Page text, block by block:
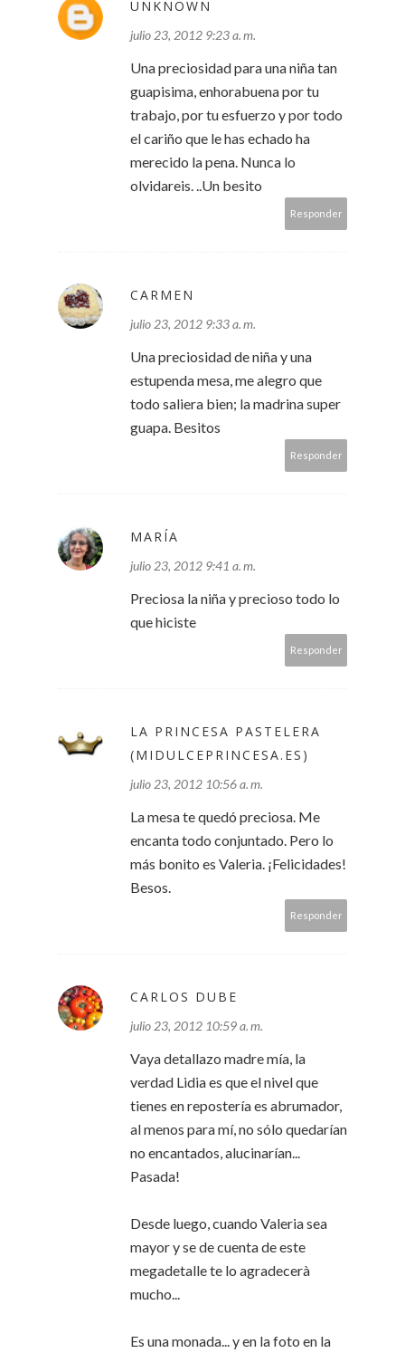
UNKNOWN
julio 23, 2012 9:23 a. m.
Una preciosidad para una niña tan
guapisima, enhorabuena por tu
trabajo, por tu esfuerzo y por todo
el cariño que le has echado ha
merecido la pena. Nunca lo
olvidareis. ..Un besito
Responder
CARMEN
julio 23, 2012 9:33 a. m.
Una preciosidad de niña y una
estupenda mesa, me alegro que
todo saliera bien; la madrina super
guapa. Besitos
Responder
MARÍA
julio 23, 2012 9:41 a. m.
Preciosa la niña y precioso todo lo
que hiciste
Responder
LA PRINCESA PASTELERA
(MIDULCEPRINCESA.ES)
julio 23, 2012 10:56 a. m.
La mesa te quedó preciosa. Me
encanta todo conjuntado. Pero lo
más bonito es Valeria. ¡Felicidades!
Besos.
Responder
CARLOS DUBE
julio 23, 2012 10:59 a. m.
Vaya detallazo madre mía, la
verdad Lidia es que el nivel que
tienes en repostería es abrumador,
al menos para mí, no sólo quedarían
no encantados, alucinarían...
Pasada!
Desde luego, cuando Valeria sea
mayor y se de cuenta de este
megadetalle te lo agradecerà
mucho...
Es una monada... y en la foto en la